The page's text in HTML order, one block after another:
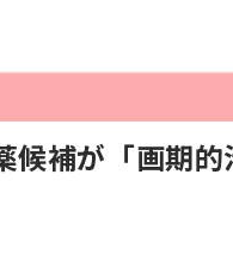
補が「画期的